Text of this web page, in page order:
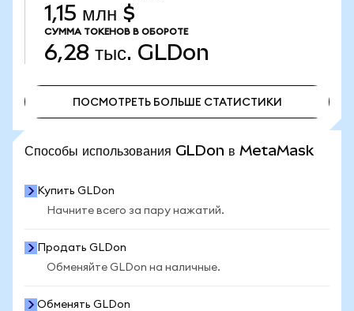
1,15 млн $
СУММА ТОКЕНОВ В ОБОРОТЕ
6,28 тыс. GLDon
ПОСМОТРЕТЬ БОЛЬШЕ СТАТИСТИКИ
Способы использования GLDon в MetaMask
Купить GLDon
Начните всего за пару нажатий.
Продать GLDon
Обменяйте GLDon на наличные.
Обменять GLDon